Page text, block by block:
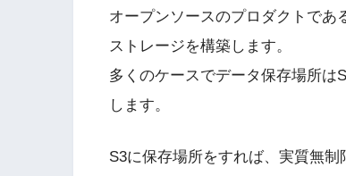
オープンソースのプロダクトであ
ストレージを構築します。
多くのケースでデータ保存場所は
します。
S3に保存場所をすれば、実質無制